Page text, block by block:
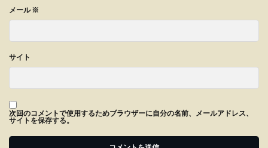
メール※
サイト
次回のコメントで使用するためブラウザーに自分の名前、メールアドレス、
サイトを保存する。